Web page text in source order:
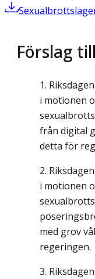
Förslag
i motionen
från digital
detta för
i motionen
med grov
regeringen.